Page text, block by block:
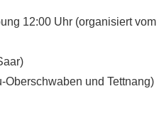
12:00 Uhr (organisiert vom
und Tettnang)